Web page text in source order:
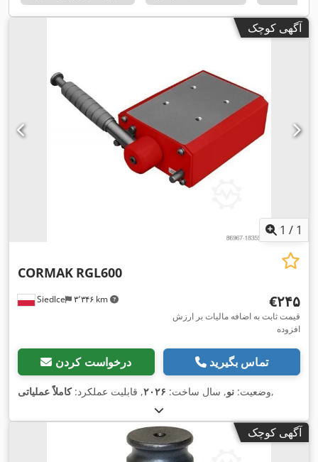
آگهی کوچک
1 / 1
Siedlce ۳٬۳۴۶ km
CORMAK RGL600
‎€۲۴۵
قیمت ثابت به اضافه مالیات بر ارزش
افزوده
درخواست کردن تماس بگیرید
وضعیت: نو, سال ساخت: ۲۰۲۶, قابلیت عملکرد:کاملاً عملیاتی ,
آگهی کوچک